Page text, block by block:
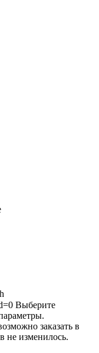
Выберите
заказать в
не изменилось.